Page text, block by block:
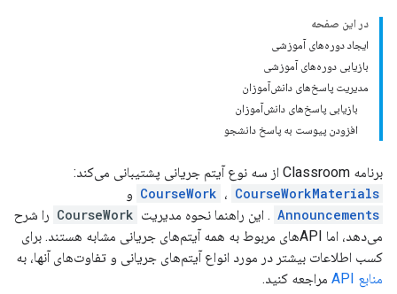
در این صفحه
ایجاد دوره‌های آموزشی
بازیابی دوره‌های آموزشی
مدیریت پاسخ‌های دانش‌آموزان
بازیابی پاسخ‌های دانش‌آموزان
افزودن پیوست به پاسخ دانشجو
برنامه Classroom از سه نوع آیتم جریانی پشتیبانی می‌کند:
CourseWork ، CourseWorkMaterials
و
Announcements . این راهنما نحوه مدیریت CourseWork را شرح
می‌دهد، اما APIهای مربوط به همه آیتم‌های جریانی مشابه هستند. برای
کسب اطلاعات بیشتر در مورد انواع آیتم‌های جریانی و تفاوت‌های آنها، به
منابع API
مراجعه کنید.